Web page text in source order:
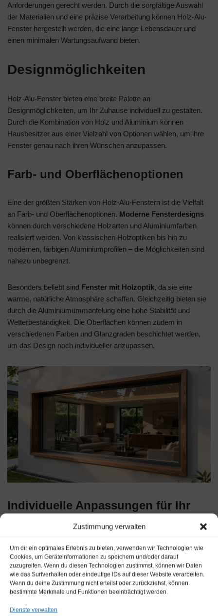
Zustimmung verwalten
Um dir ein optimales Erlebnis zu bieten, verwenden wir Technologien wie
Cookies, um Geräteinformationen zu speichern und/oder darauf
zuzugreifen. Wenn du diesen Technologien zustimmst, können wir Daten
wie das Surfverhalten oder eindeutige IDs auf dieser Website verarbeiten.
Wenn du deine Zustimmung nicht erteilst oder zurückziehst, können
bestimmte Merkmale und Funktionen beeinträchtigt werden.
Dienste verwalten
Anforderungen gerecht werden. Durch die sorgfältige Auswahl
der Materialien und eine präzise Verarbeitung können Holz-Alu-
Fenster hergestellt werden, die eine lange Lebensdauer und
einen minimalen Wartungsaufwand bieten.
Designmöglichkeiten
Holz-Alu-Fenster bieten eine breite Palette an
Designmöglichkeiten, um Ihr Zuhause individuell zu gestalten.
Durch die Kombination von Holz und Aluminium können
Hausbesitzer aus einer Vielzahl von Optionen wählen, um ihre
Fenster genau nach ihren Wünschen anzupassen.
Farb- und Oberflächenoptionen
Eine der größten Stärken von Holz-Alu-Fenstern ist die Vielfalt
an Farb- und Oberflächenoptionen. Moderne Fensterdesigns
können durch verschiedene Holzarten und Aluminiumfarben
realisiert werden. Von klassischen Holzoptiken bis hin zu
modernen, farbigen Aluminiumprofilen – die Möglichkeiten sind
nahezu unbegrenzt.
Besonders beliebt sind Fenster mit Holzoptik, da sie eine
warme, natürliche Atmosphäre schaffen. Gleichzeitig bieten sie
durch die Aluminiumummantelung eine hohe Stabilität und
Wetterbeständigkeit. Die Oberflächen können zudem in
verschiedenen Farben und Glanzgraden beschichtet werden,
um das Design noch individueller anzupassen.
Individuelle Anpassungen für Ihr
Holz-Alu-Fenster ermöglichen nicht nur eine Anpassung an die
äußere Gestaltung des Hauses, sondern auch eine individuelle
Anpassung an die Bedürfnisse und den Stil der Hausbesitzer.
Maßgeschneiderte Fensterkönnen in verschiedenen Größen,
Formen und Öffnungsarten hergestellt werden, um perfekt in die
Architektur des Hauses zu passen.